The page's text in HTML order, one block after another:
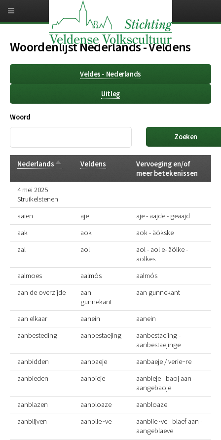
naar
inhoud
gaanWoordenlijst Nederlands - Veldens
Veldes - Nederlands
Uitleg
Woord
Nederlands AflopendVeldens
Vervoeging en/of
meer betekenissen
4 mei 2025
Struikelstenen
aaien
aje
aje - aajde - geaajd
aak
aok
aok - äökske
aal
aol
aol - aol e- äölke -
äölkes
aalmoes
aalmós
aalmós
aan de overzijde
aan
gunnekant
aan gunnekant
aan elkaar aanein
aanein
aanbesteding
aanbestaejing
aanbestaejing -
aanbestaejinge
aanbidden
aanbaeje
aanbaeje / verie~re
aanbieden
aanbieje
aanbieje - baoj aan -
aangebaoje
aanblazen
aanbloaze
aanbloaze
aanblijven
aanblie~ve
aanblie~ve - blaef aan -
aangeblaeve